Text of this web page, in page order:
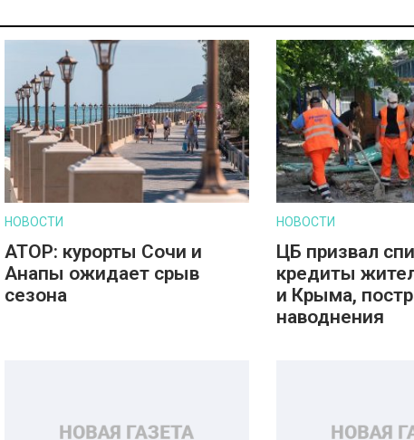
НОВОСТИ
АТОР: курорты Сочи и
Анапы ожидает срыв
сезона
НОВОСТИ
ЦБ призвал
кредиты
и Крыма,
наводнения